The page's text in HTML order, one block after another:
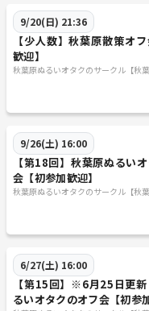
※※※最終的な開催情報は皆
せていただきます※※※
※気になることは気軽に聞
9/20(日) 21:36
【少人数】秋葉原散策オ
歓迎】
秋葉原ぬるいオタクのサークル【秋
9/26(土) 16:00
【第18回】秋葉原ぬるい
会【初参加歓迎】
秋葉原ぬるいオタクのサークル【秋
6/27(土) 16:00
【第15回】※6月25日更
るいオタクのオフ会【初参